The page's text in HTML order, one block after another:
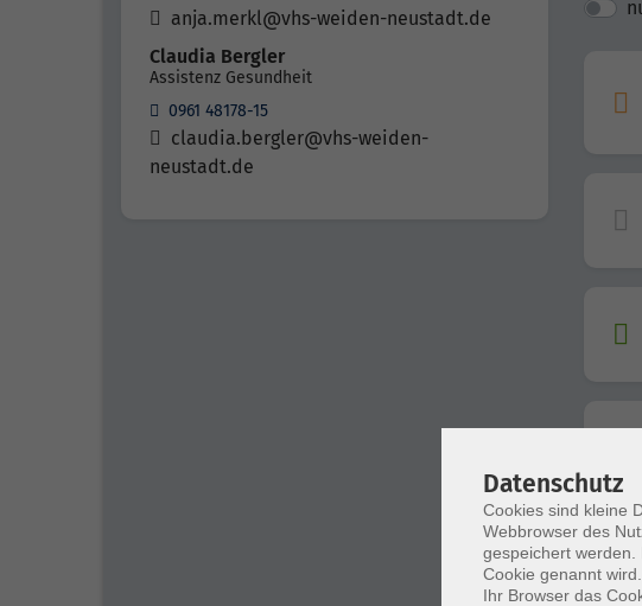
anja.merkl@vhs-weiden-neustadt.de
Claudia Bergler
Assistenz Gesundheit
0961 48178-15
claudia.bergler@vhs-weiden-
neustadt.de
Datenschutz
Cookies sind kleine
Webbrowser des
gespeichert werden.
Cookie genannt
Ihr Browser das